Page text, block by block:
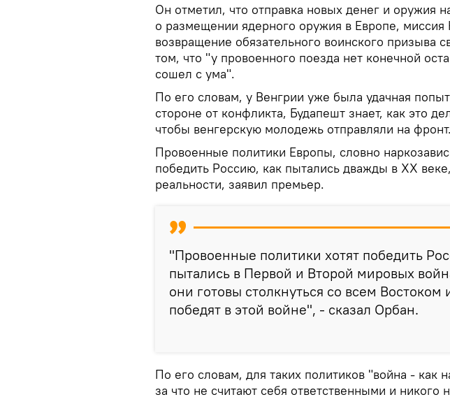
Он отметил, что отправка новых денег и оружия
о размещении ядерного оружия в Европе,
возвращение обязательного воинского призыва
том, что "у провоенного поезда нет конечной
сошел с ума".
По его словам, у Венгрии уже была удачная
стороне от конфликта, Будапешт знает, как это
чтобы венгерскую молодежь отправляли на фронт.
Провоенные политики Европы, словно
победить Россию, как пытались дважды в ХХ
реальности, заявил премьер.
"Провоенные политики хотят победить
пытались в Первой и Второй мировых
они готовы столкнуться со всем Востоком
победят в этой войне", - сказал Орбан.
По его словам, для таких политиков "война - как
за что не считают себя ответственными и никого